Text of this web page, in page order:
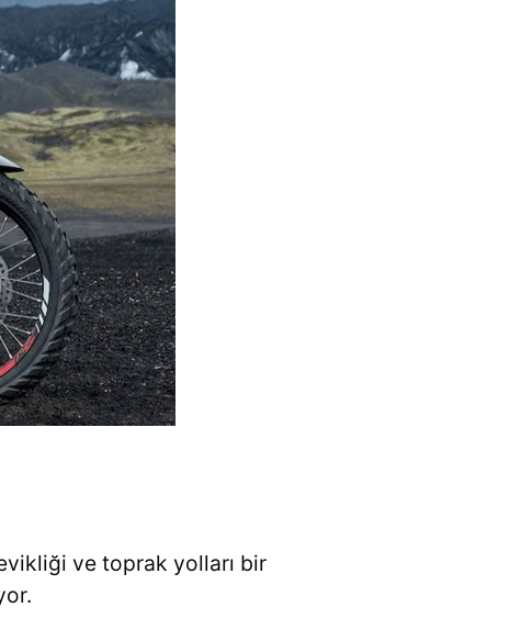
ve toprak yolları bir